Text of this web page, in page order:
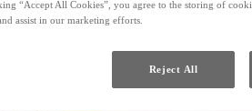
“Accept All Cookies”, you agree to the storing of
assist in our marketing efforts.
Reject All